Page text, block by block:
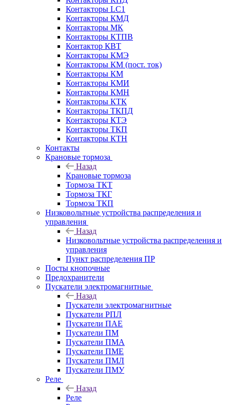
Контакторы LC1
Контакторы КМД
Контакторы МК
Контакторы КТПВ
Контактор КВТ
Контакторы КМЭ
Контакторы КМ (пост. ток)
Контакторы КМ
Контакторы КМИ
Контакторы КМН
Контакторы КТК
Контакторы ТКПД
Контакторы КТЭ
Контакторы ТКП
Контакторы КТН
Контакты
Крановые тормоза
Назад
Крановые тормоза
Тормоза ТКТ
Тормоза ТКГ
Тормоза ТКП
Низковольтные устройства распределения и
управления
Назад
Низковольтные устройства распределения и
управления
Пункт распределения ПР
Посты кнопочные
Предохранители
Пускатели электромагнитные
Назад
Пускатели электромагнитные
Пускатели РПЛ
Пускатели ПАЕ
Пускатели ПМ
Пускатели ПМА
Пускатели ПМЕ
Пускатели ПМЛ
Пускатели ПМУ
Реле
Назад
Реле